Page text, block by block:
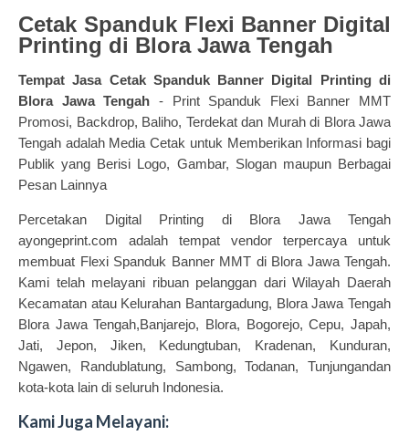
Cetak Spanduk Flexi Banner Digital
Printing di Blora Jawa Tengah
Tempat Jasa Cetak Spanduk Banner Digital Printing di
Blora Jawa Tengah - Print Spanduk Flexi Banner MMT
Promosi, Backdrop, Baliho, Terdekat dan Murah di Blora Jawa
Tengah adalah Media Cetak untuk Memberikan Informasi bagi
Publik yang Berisi Logo, Gambar, Slogan maupun Berbagai
Pesan Lainnya
Percetakan Digital Printing di Blora Jawa Tengah
ayongeprint.com adalah tempat vendor terpercaya untuk
membuat Flexi Spanduk Banner MMT di Blora Jawa Tengah.
Kami telah melayani ribuan pelanggan dari Wilayah Daerah
Kecamatan atau Kelurahan Bantargadung, Blora Jawa Tengah
Blora Jawa Tengah,Banjarejo, Blora, Bogorejo, Cepu, Japah,
Jati, Jepon, Jiken, Kedungtuban, Kradenan, Kunduran,
Ngawen, Randublatung, Sambong, Todanan, Tunjungandan
kota-kota lain di seluruh Indonesia.
Kami Juga Melayani: